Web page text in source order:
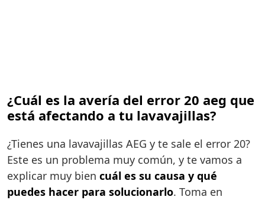
¿Cuál es la avería del error 20 aeg que
está afectando a tu lavavajillas?
¿Tienes una lavavajillas AEG y te sale el error 20?
Este es un problema muy común, y te vamos a
explicar muy bien cuál es su causa y qué
puedes hacer para solucionarlo. Toma en